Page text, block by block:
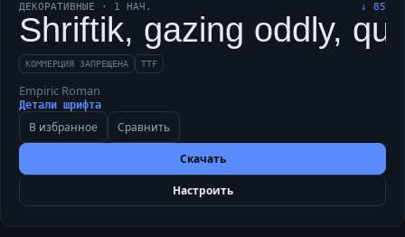
ДЕКОРАТИВНЫЕ · 1 НАЧ. ↓ 85
Shriftik, gazing oddly,
КОММЕРЦИЯ ЗАПРЕЩЕНА TTF
Empiric Roman
Детали шрифта
В избранное Сравнить
Скачать
Настроить